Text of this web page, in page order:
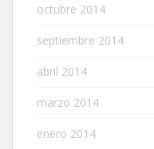
octubre 2014
septiembre 2014
abril 2014
marzo 2014
enero 2014